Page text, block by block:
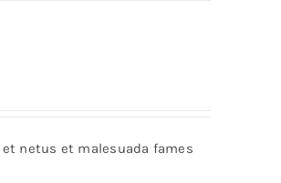
netus et malesuada fames